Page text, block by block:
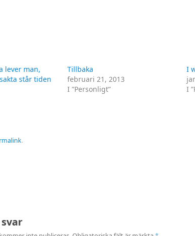
lever man,
står tiden
Tillbaka
februari 21, 2013
I ”Personligt”
I
I
.